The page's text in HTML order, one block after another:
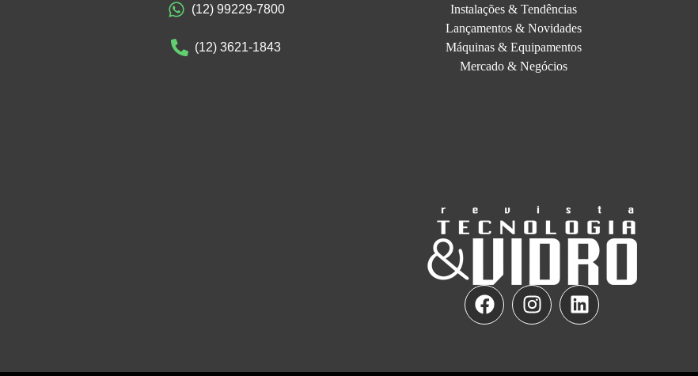
(12) 99229-7800
(12) 3621-1843
Instalações & Tendências
Lançamentos & Novidades
Máquinas & Equipamentos
Mercado & Negócios